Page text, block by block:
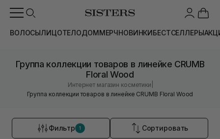
ВОЛОСЫЛИЦОТЕЛОДОММЕРЧНОВИНКИБЕСТСЕЛЛЕРЫ
Группа коллекции товаров в линейке CRUMB
Floral Wood
Интернет магазин косметики
Группа коллекции товаров в линейке CRUMB Floral Wood
Фильтр 1 Сортировать